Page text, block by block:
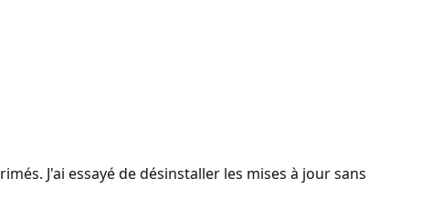
J'ai essayé de désinstaller les mises à jour sans